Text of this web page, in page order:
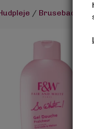
Brusebad og